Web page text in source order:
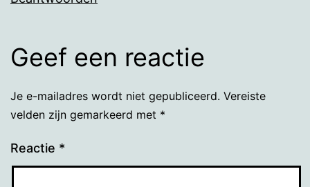
Geef een reactie
Je e-mailadres wordt niet gepubliceerd. Vereiste
velden zijn gemarkeerd met *
Reactie *